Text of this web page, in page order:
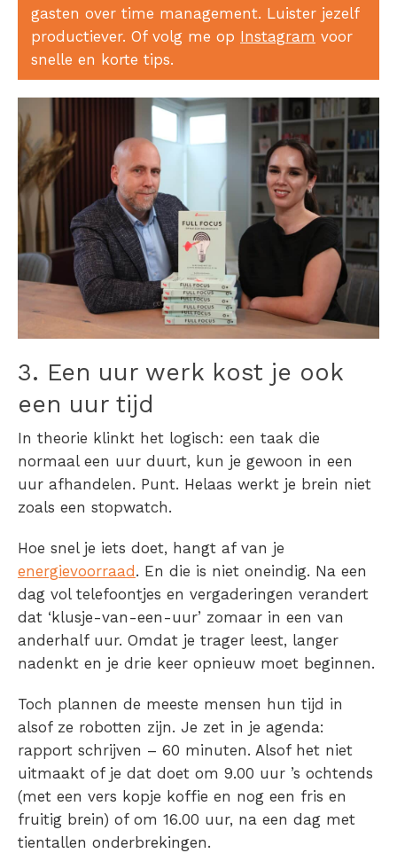
gasten over time management. Luister jezelf
productiever. Of volg me op Instagram voor
snelle en korte tips.
3. Een uur werk kost je ook
een uur tijd
In theorie klinkt het logisch: een taak die
normaal een uur duurt, kun je gewoon in een
uur afhandelen. Punt. Helaas werkt je brein niet
zoals een stopwatch.
Hoe snel je iets doet, hangt af van je
energievoorraad. En die is niet oneindig. Na een
dag vol telefoontjes en vergaderingen verandert
dat ‘klusje-van-een-uur’ zomaar in een van
anderhalf uur. Omdat je trager leest, langer
nadenkt en je drie keer opnieuw moet beginnen.
Toch plannen de meeste mensen hun tijd in
alsof ze robotten zijn. Je zet in je agenda:
rapport schrijven – 60 minuten. Alsof het niet
uitmaakt of je dat doet om 9.00 uur ’s ochtends
(met een vers kopje koffie en nog een fris en
fruitig brein) of om 16.00 uur, na een dag met
tientallen onderbrekingen.